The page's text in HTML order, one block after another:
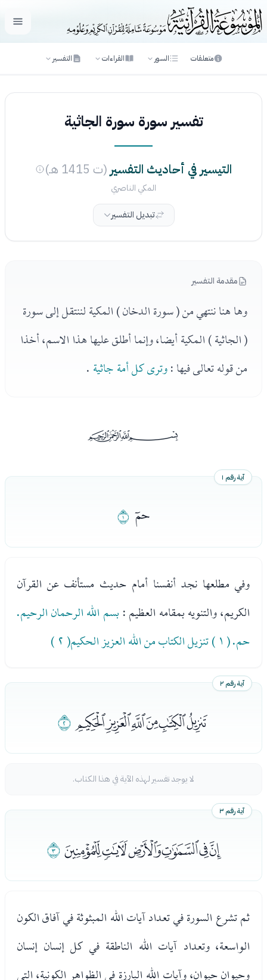
فتح
متعلقات السور القراءات التفسير
تفسير سورة سورة الجاثية
التيسير في أحاديث التفسير (ت 1415 هـ)
المكي الناصري
تبديل التفسير
مقدمة التفسير
وها هنا ننتهي من ( سورة الدخان ) المكية لننتقل إلى سورة
( الجاثية ) المكية أيضا، وإنما أطلق عليها هذا الاسم، أخذا
من قوله تعالى فيها :وترى كل أمة جاثية .
ﰡ
آية رقم ١
ﭑﭒ
وفي مطلعها نجد أنفسنا أمام حديث مستأنف عن القرآن
الكريم، والتنويه بمقامه العظيم : بسم الله الرحمان الرحيم.
حم. ( ١ ) تنزيل الكتاب من الله العزيز الحكيم( ٢ )
آية رقم ٢
ﭓﭔﭕﭖﭗﭘﭙ
لا يوجد تفسير لهذه الآية في هذا الكتاب.
آية رقم ٣
ﭚﭛﭜﭝﭞﭟﭠ
ثم تشرع السورة في تعداد آيات الله المبثوثة في آفاق الكون
الواسعة، وتعداد آيات الله الناطقة في كل إنسان إنسان
وحيوان حيوان، وآيات الله البارزة في الظواهر الكونية، التي